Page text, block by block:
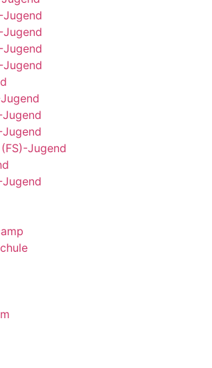
Jugend
Jugend
Jugend
Jugend
Jugend
Jugend
Jugend
Jugend